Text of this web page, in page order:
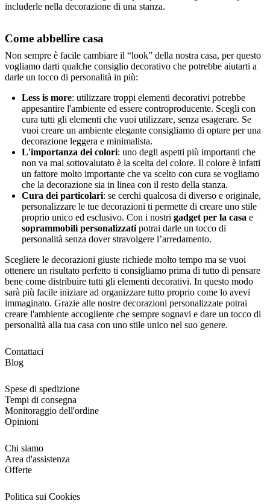
includerle nella decorazione di una stanza.
Come abbellire casa
Non sempre è facile cambiare il “look” della nostra casa, per questo
vogliamo darti qualche consiglio decorativo che potrebbe aiutarti a
darle un tocco di personalità in più:
Less is more: utilizzare troppi elementi decorativi potrebbe
appesantire l'ambiente ed essere controproducente. Scegli con
cura tutti gli elementi che vuoi utilizzare, senza esagerare. Se
vuoi creare un ambiente elegante consigliamo di optare per una
decorazione leggera e minimalista.
L'importanza dei colori: uno degli aspetti più importanti che
non va mai sottovalutato è la scelta del colore. Il colore è infatti
un fattore molto importante che va scelto con cura se vogliamo
che la decorazione sia in linea con il resto della stanza.
Cura dei particolari: se cerchi qualcosa di diverso e originale,
personalizzare le tue decorazioni ti permette di creare uno stile
proprio unico ed esclusivo. Con i nostri gadget per la casa e
soprammobili personalizzati potrai darle un tocco di
personalità senza dover stravolgere l’arredamento.
Scegliere le decorazioni giuste richiede molto tempo ma se vuoi
ottenere un risultato perfetto ti consigliamo prima di tutto di pensare
bene come distribuire tutti gli elementi decorativi. In questo modo
sarà più facile iniziare ad organizzare tutto proprio come lo avevi
immaginato. Grazie alle nostre decorazioni personalizzate potrai
creare l'ambiente accogliente che sempre sognavi e dare un tocco di
personalità alla tua casa con uno stile unico nel suo genere.
Contattaci
Blog
Spese di spedizione
Tempi di consegna
Monitoraggio dell'ordine
Opinioni
Chi siamo
Area d'assistenza
Offerte
Politica sui Cookies